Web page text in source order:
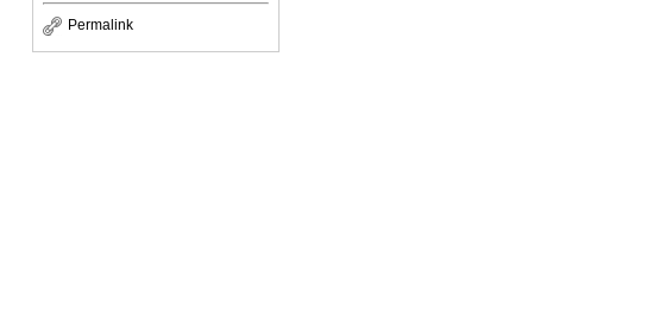
Permalink